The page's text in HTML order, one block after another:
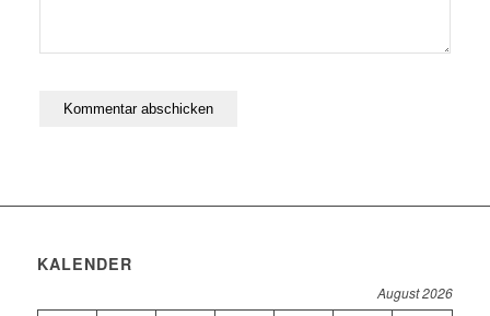
KALENDER
August 2026